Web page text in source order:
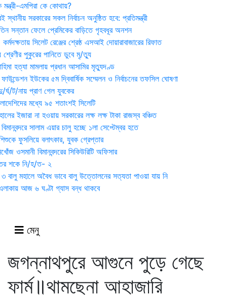
মন্ত্রী-এমপিরা কে কোথায়?
সরকারের সকল নির্বাচন অনুষ্ঠিত হবে: প্রতিমন্ত্রী
সন্তান ফেলে প্রেমিকের বাড়িতে গৃহবধূর অনশন
সিলেট রেঞ্জের শ্রেষ্ঠ এসআই দোয়ারাবাজারের রিফাত
শ্রেণীর পুকুরের পানিতে ডুবে মৃ/ত্যু
হত্যা মামলায় প্রধান আসামির মৃত্যুদণ্ড
ইউকের ৫ম দ্বিবার্ষিক সম্মেলন ও নির্বাচনের তফসিল ঘোষণা
ট/নায় প্রাণ গেল যুবকের
মধ্যে ৯৫ শতাংশই সিলেটি
ইজারা না হওয়ায় সরকারের লক্ষ লক্ষ টাকা রাজস্ব বঞ্চিত
সালাম এয়ার চালু হচ্ছে ১লা সেপ্টেম্বর হতে
ফুসলিয়ে বলাৎকার, যুবক গ্রেপ্তার
ওসমানী বিমানবন্দরের সিকিউরিটি অফিসার
শকে নি/হ/ত- ২
বালু মহালে অবৈধ ভাবে বালু উত্তোলনের সত্যতা পাওয়া যায় নি
আজ ৬ ঘণ্টা গ্যাস বন্ধ থাকবে
মেনু
জগন্নাথপুরে আগুনে পুড়ে গেছে
ফার্ম॥থামছেনা আহাজারি